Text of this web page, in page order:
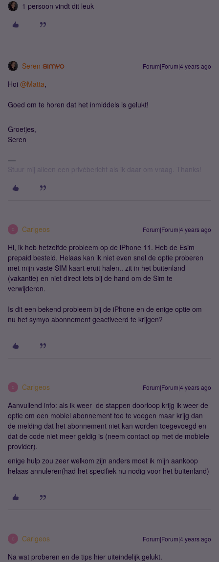
1 persoon vindt dit leuk
Seren Forum|Forum|4 years ago
Hoi @Matta,
Goed om te horen dat het inmiddels is gelukt!
Groetjes,
​​​​​​​Seren
Stuur mij alleen een privébericht als ik daar om vraag. Thanks!
C Carlgeos Forum|Forum|4 years ago
Hi, ik heb hetzelfde probleem op de iPhone 11. Heb de Esim
prepaid besteld. Helaas kan ik niet even snel de optie proberen
met mijn vaste SIM kaart eruit halen.. zit in het buitenland
(vakantie) en niet direct iets bij de hand om de Sim te
verwijderen.
Is dit een bekend probleem bij de iPhone en de enige optie om
nu het symyo abonnement geactiveerd te krijgen?
C Carlgeos Forum|Forum|4 years ago
Aanvullend info: als ik weer de stappen doorloop krijg ik weer de
optie om een mobiel abonnement toe te voegen maar krijg dan
de melding dat het abonnement niet kan worden toegevoegd en
dat de code niet meer geldig is (neem contact op met de mobiele
provider).
enige hulp zou zeer welkom zijn anders moet ik mijn aankoop
helaas annuleren(had het specifiek nu nodig voor het buitenland)
C Carlgeos Forum|Forum|4 years ago
Na wat proberen en de tips hier uiteindelijk gelukt.